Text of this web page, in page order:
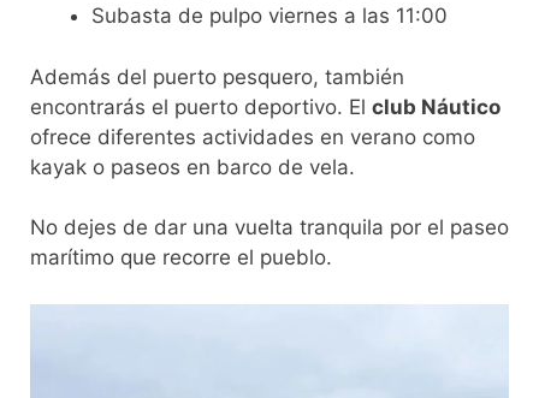
Subasta de pulpo viernes a las 11:00
Además del puerto pesquero, también
encontrarás el puerto deportivo. El club Náutico
ofrece diferentes actividades en verano como
kayak o paseos en barco de vela.
No dejes de dar una vuelta tranquila por el paseo
marítimo que recorre el pueblo.